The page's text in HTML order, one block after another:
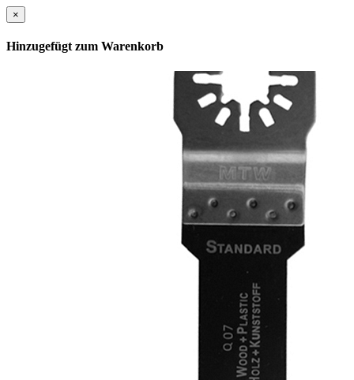
×
Hinzugefügt zum Warenkorb